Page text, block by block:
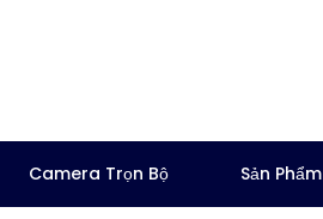
Camera Trọn Bộ Sản Phẩm